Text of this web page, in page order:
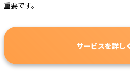
重要です。
サービスを詳し